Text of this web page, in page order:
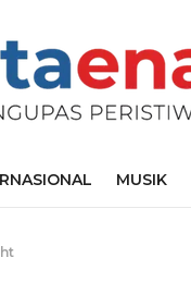
MUSIK